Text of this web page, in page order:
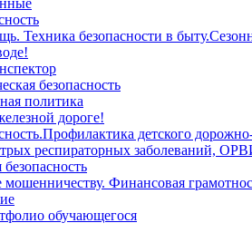
Техника безопасности в
безопасность
политика
дороге!
детского
респираторных заболеваний,
Финансовая
обучающегося